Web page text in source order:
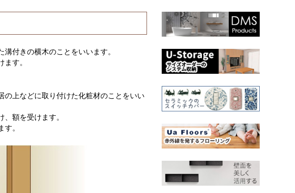
付きの横木のことをいいます。
す。
の上などに取り付けた化粧材のことをいい
額を受けます。
。